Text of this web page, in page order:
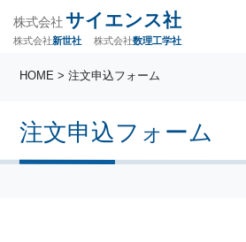
株式会社 サイエンス社
株式会社新世社 株式会社数理工学社
注文申込フォーム
HOME > 注文申込フォーム